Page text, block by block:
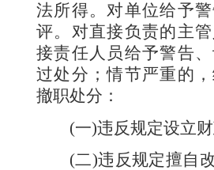
法所得。对单位给予
评。对直接负责的主
接责任人员给予警告
过处分；情节严重的
撤职处分：
(一)违反规定设立
(二)违反规定擅自